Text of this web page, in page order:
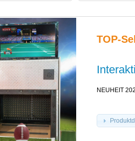
TOP-
NEUHEIT